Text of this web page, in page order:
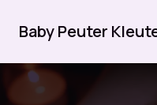
naar
inhoud
Baby Peuter